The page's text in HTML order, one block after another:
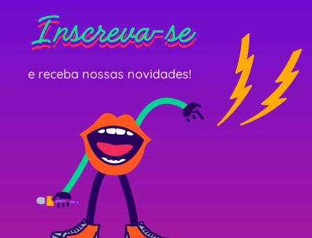
Inscreva-se
Inscreva-se
Inscreva-se
e receba nossas novidades!